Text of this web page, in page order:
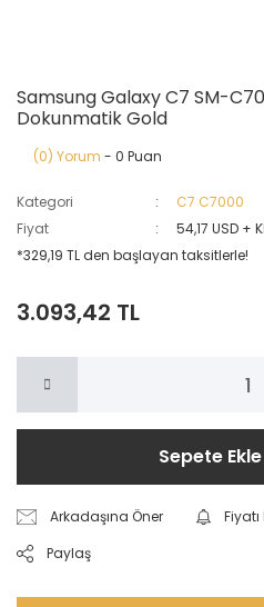
Samsung Galaxy C7 SM-
Dokunmatik Gold
(0) Yorum - 0 Puan
Kategori
C7 C7000
Fiyat
54,17 USD +
*329,19 TL den başlayan taksitlerle!
3.093,42 TL
Sepete Ekle
Arkadaşına Öner
Paylaş